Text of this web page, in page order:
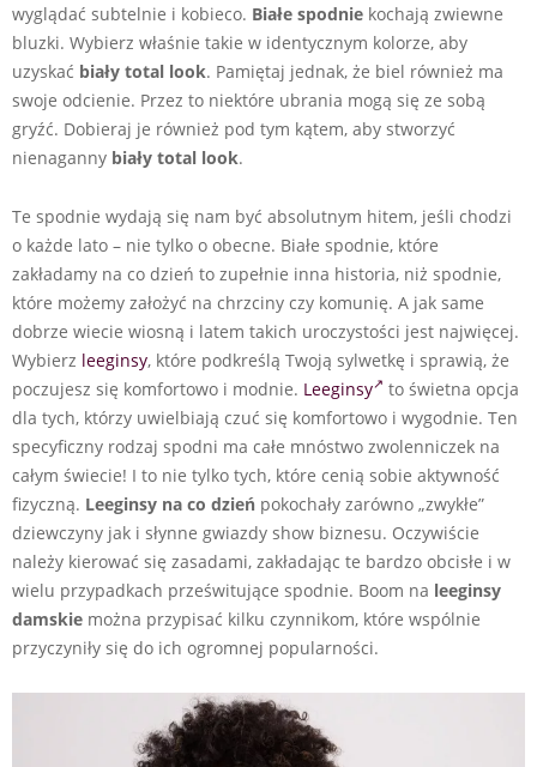
wyglądać subtelnie i kobieco. Białe spodnie kochają zwiewne
bluzki. Wybierz właśnie takie w identycznym kolorze, aby
uzyskać biały total look. Pamiętaj jednak, że biel również ma
swoje odcienie. Przez to niektóre ubrania mogą się ze sobą
gryźć. Dobieraj je również pod tym kątem, aby stworzyć
nienaganny biały total look.
Te spodnie wydają się nam być absolutnym hitem, jeśli chodzi
o każde lato – nie tylko o obecne. Białe spodnie, które
zakładamy na co dzień to zupełnie inna historia, niż spodnie,
które możemy założyć na chrzciny czy komunię. A jak same
dobrze wiecie wiosną i latem takich uroczystości jest najwięcej.
Wybierz leeginsy, które podkreślą Twoją sylwetkę i sprawią, że
poczujesz się komfortowo i modnie. Leeginsy
to świetna opcja
dla tych, którzy uwielbiają czuć się komfortowo i wygodnie. Ten
specyficzny rodzaj spodni ma całe mnóstwo zwolenniczek na
całym świecie! I to nie tylko tych, które cenią sobie aktywność
fizyczną. Leeginsy na co dzień pokochały zarówno „zwykłe”
dziewczyny jak i słynne gwiazdy show biznesu. Oczywiście
należy kierować się zasadami, zakładając te bardzo obcisłe i w
wielu przypadkach prześwitujące spodnie. Boom na leeginsy
damskie można przypisać kilku czynnikom, które wspólnie
przyczyniły się do ich ogromnej popularności.